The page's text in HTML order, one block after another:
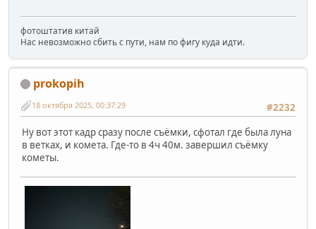
фотоштатив китай
Нас невозможно сбить с пути, нам по фигу куда идти.
prokopih
#2232
18 октября 2025, 00:37:29
Ну вот этот кадр сразу после съёмки, сфотал где была луна
в ветках, и комета. Где-то в 4ч 40м. завершил съёмку
кометы.